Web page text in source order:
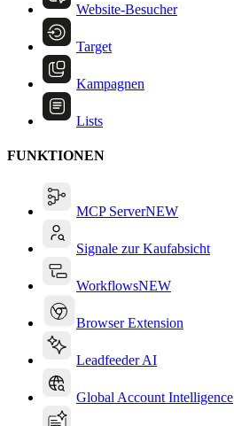
Website-Besucher
Target
Kampagnen
Lists
FUNKTIONEN
MCP ServerNEW
Signale zur Kaufabsicht
WorkflowsNEW
Browser Extension
Leadfeeder AI
Global Account Intelligence